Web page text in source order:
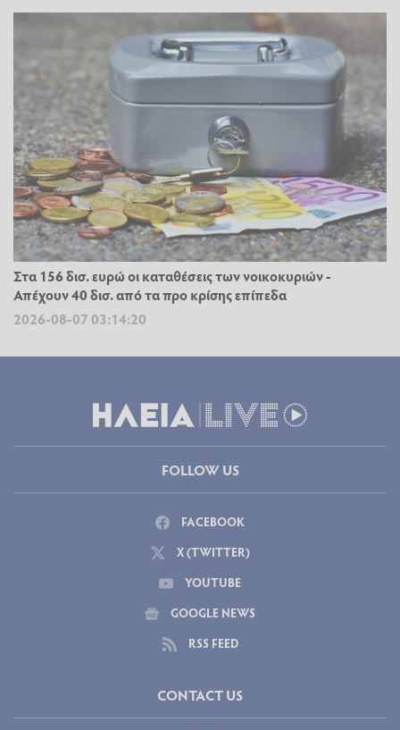
Στα 156 δισ. ευρώ οι καταθέσεις των νοικοκυριών -
Απέχουν 40 δισ. από τα προ κρίσης επίπεδα
2026-08-07 03:14:20
FOLLOW US
FACEBOOK
X (TWITTER)
YOUTUBE
GOOGLE NEWS
RSS FEED
CONTACT US